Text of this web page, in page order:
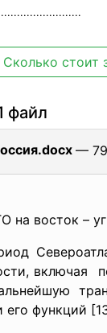
Сколько стоит
файл
—
на восток –
включая
его функций